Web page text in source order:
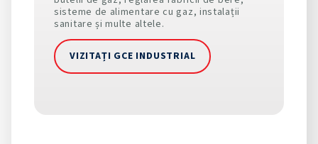
sisteme de alimentare cu gaz, instalații
sanitare și multe altele.
VIZITAȚI GCE INDUSTRIAL